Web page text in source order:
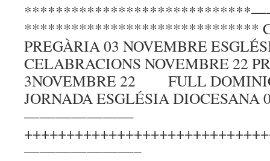
******************************
PREGÀRIA 03 NOVEMBRE
CELABRACIONS NOVEMBRE 22
3NOVEMBRE 22 FULL
JORNADA ESGLÉSIA DIOCESANA
———————
———————–